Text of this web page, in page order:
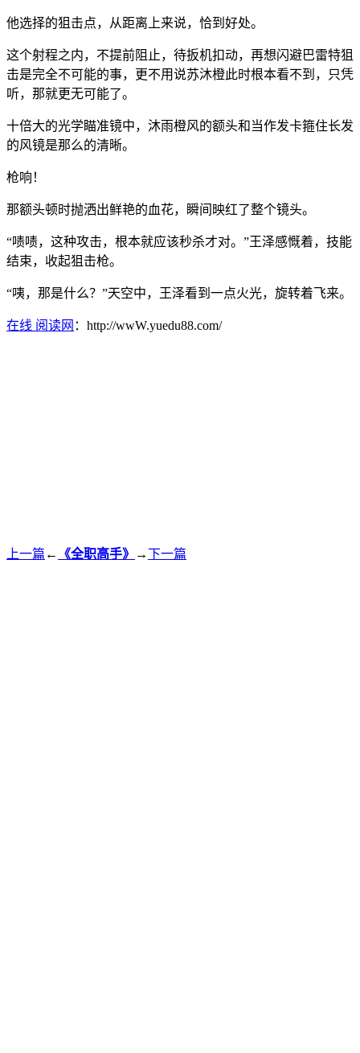
他选择的狙击点，从距离上来说，恰到好处。
这个射程之内，不提前阻止，待扳机扣动，再想闪避巴雷特狙
击是完全不可能的事，更不用说苏沐橙此时根本看不到，只凭
听，那就更无可能了。
十倍大的光学瞄准镜中，沐雨橙风的额头和当作发卡箍住长发
的风镜是那么的清晰。
枪响！
那额头顿时抛洒出鲜艳的血花，瞬间映红了整个镜头。
“啧啧，这种攻击，根本就应该秒杀才对。”王泽感慨着，技能
结束，收起狙击枪。
“咦，那是什么？”天空中，王泽看到一点火光，旋转着飞来。
在线 阅读网 ：http://wwW.yuedu88.com/
上一篇 ← 《全职高手》 →下一篇